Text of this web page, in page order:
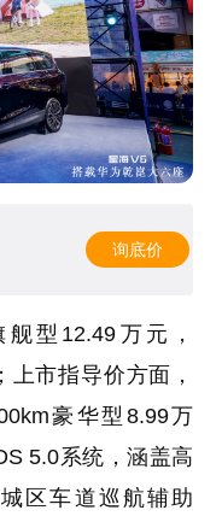
询底价
型12.49万元，
上市指导价方面，
豪华型8.99万
5.0系统，涵盖高
区车道巡航辅助